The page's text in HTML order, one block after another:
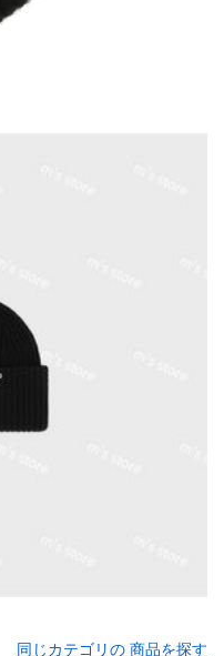
同じカテゴリの 商品を探す